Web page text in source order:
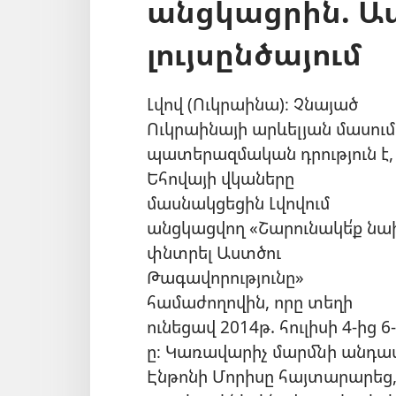
անցկացրին.
լույսընծայում
Լվով (Ուկրաինա)։ Չնայած
Ուկրաինայի արևելյան մասում
պատերազմական դրություն է,
Եհովայի վկաները
մասնակցեցին Լվովում
անցկացվող «Շարունակե՛ք
փնտրել Աստծու
Թագավորությունը»
համաժողովին, որը տեղի
ունեցավ 2014թ. հուլիսի 4-ից 6-
ը։ Կառավարիչ մարմնի
Էնթոնի Մորիսը հայտարարեց,